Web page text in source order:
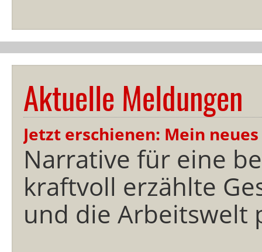
Aktuelle Meldungen
Jetzt erschienen: Mein
Narrative für eine
kraftvoll erzählte
und die Arbeitswelt